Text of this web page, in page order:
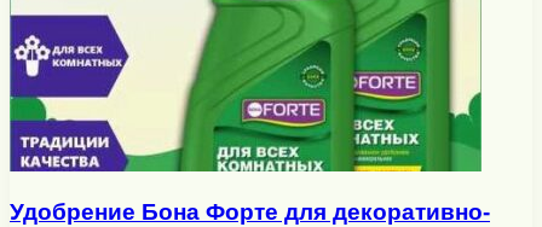
Удобрение Бона Форте для декоративно-